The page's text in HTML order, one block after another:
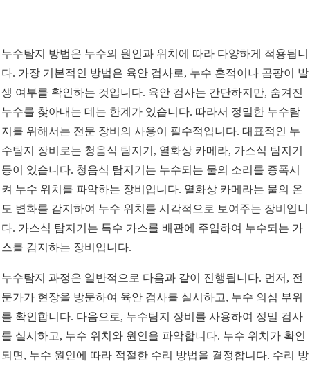
누수탐지 방법은 누수의 원인과 위치에 따라 다양하게 적용됩니
다. 가장 기본적인 방법은 육안 검사로, 누수 흔적이나 곰팡이 발
생 여부를 확인하는 것입니다. 육안 검사는 간단하지만, 숨겨진
누수를 찾아내는 데는 한계가 있습니다. 따라서 정밀한 누수탐
지를 위해서는 전문 장비의 사용이 필수적입니다. 대표적인 누
수탐지 장비로는 청음식 탐지기, 열화상 카메라, 가스식 탐지기
등이 있습니다. 청음식 탐지기는 누수되는 물의 소리를 증폭시
켜 누수 위치를 파악하는 장비입니다. 열화상 카메라는 물의 온
도 변화를 감지하여 누수 위치를 시각적으로 보여주는 장비입니
다. 가스식 탐지기는 특수 가스를 배관에 주입하여 누수되는 가
스를 감지하는 장비입니다.
누수탐지 과정은 일반적으로 다음과 같이 진행됩니다. 먼저, 전
문가가 현장을 방문하여 육안 검사를 실시하고, 누수 의심 부위
를 확인합니다. 다음으로, 누수탐지 장비를 사용하여 정밀 검사
를 실시하고, 누수 위치와 원인을 파악합니다. 누수 위치가 확인
되면, 누수 원인에 따라 적절한 수리 방법을 결정합니다. 수리 방